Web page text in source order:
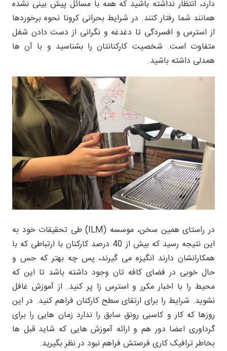
دارد، انتظار نداشته باشید که همه با مسائل پیش بینی نشده
همانند شما رفتار کنند. در شرایط بحرانی کرونا نحوه برخوردها
از استرس و افسردگی تا دغدغه و نگرانی از دست دادن شغل
متفاوت است. شخصیت کارکنانتان را بشناسید و با آن ها
همدلی داشته باشید.
در راستای همین سخن، موسسه (ILM) طی تحقیقات خود به
این نتیجه رسید که بیش از 40 درصد کارکنان با ارتباطی که با
همکارانشان دارند انگیزه می گیرند، پس چه بهتر که حس و
حال خوبی در فضای کافه تان وجود داشته باشد تا این که
محیط را با اخبار مکرر و استرس زا پر کنید. از آموزش غافل
نشوید. شرایط را برای ارتقای سطح کارکنان فراهم کنید. در این
روزها که کار و کاسبی رونق سابق را ندارد زمان هایی را برای
گرداوری اعضا دور هم و ارائه آموزش هایی که شاید قبل ها
بخاطر ترافیک کاری فرصتش فراهم نبود در نظر بگیرید.